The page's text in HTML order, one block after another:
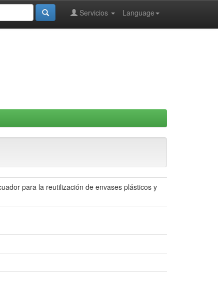
Language
Servicios
para la reutilización de envases plásticos y